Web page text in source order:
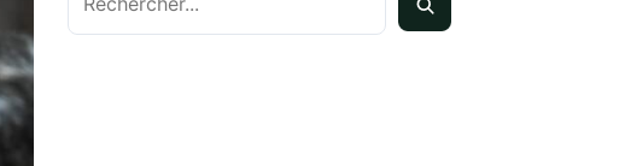
Gironde, en compagnie…